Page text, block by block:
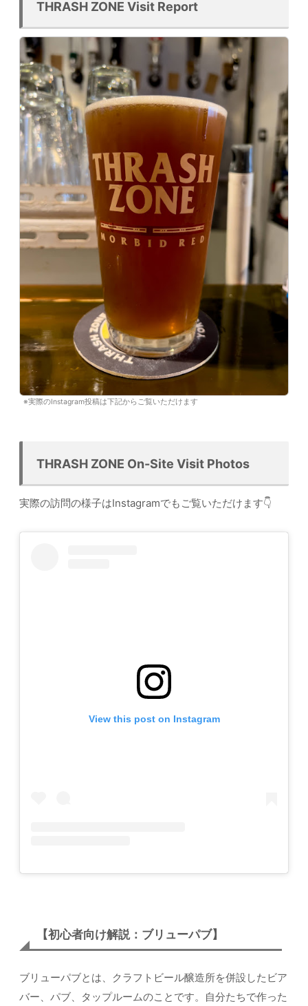
THRASH ZONE Visit Report
※実際のInstagram投稿は下記からご覧いただけます
THRASH ZONE On-Site Visit Photos
実際の訪問の様子はInstagramでもご覧いただけます👇
View this post on Instagram
【初心者向け解説：ブリューパブ】
ブリューパブとは、クラフトビール醸造所を併設したビア
バー、パブ、タップルームのことです。自分たちで作った